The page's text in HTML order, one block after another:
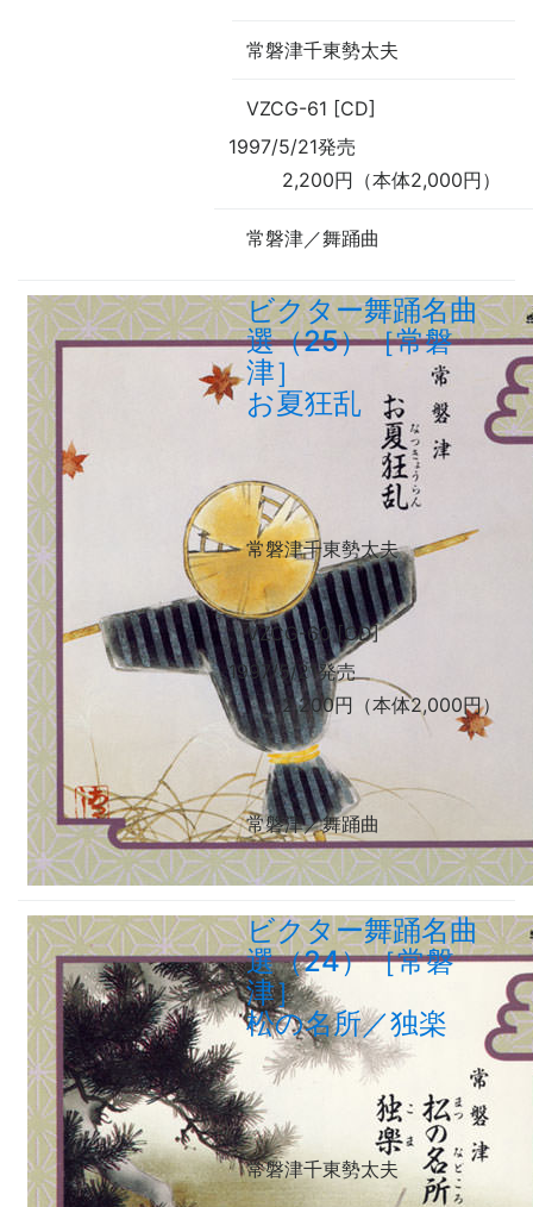
常磐津千東勢太夫
VZCG-61 [CD]
1997/5/21発売
2,200円（本体2,000円）
常磐津／舞踊曲
ビクター舞踊名曲
選（25）［常磐
津］
お夏狂乱
常磐津千東勢太夫
VZCG-60 [CD]
1997/5/21発売
2,200円（本体2,000円）
常磐津／舞踊曲
ビクター舞踊名曲
選（24）［常磐
津］
松の名所／独楽
常磐津千東勢太夫